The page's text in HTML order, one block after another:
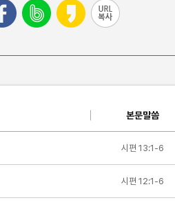
본문말씀
시편 13:1-6
시편 12:1-6